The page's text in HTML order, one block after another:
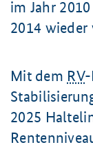
im Jahr
2014
Mit dem RV-
2025